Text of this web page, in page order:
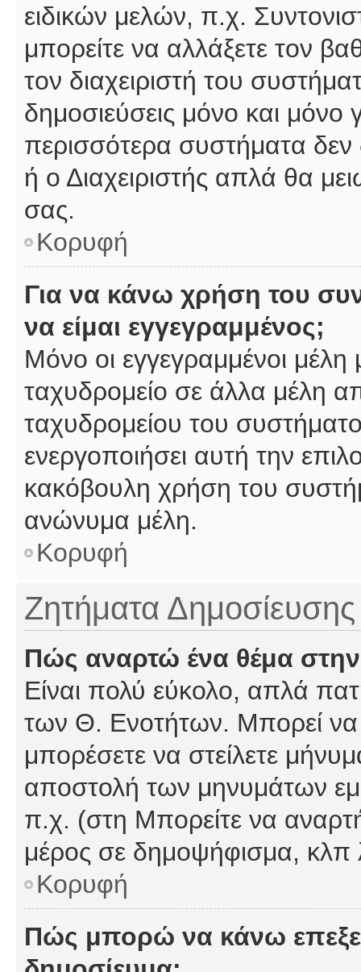
ειδικών μελών, π.χ.
μπορείτε να αλλάξετε τον
τον διαχειριστή του
δημοσιεύσεις μόνο και
περισσότερα συστήματα δεν
ή ο Διαχειριστής απλά θα
σας.
Κορυφή
Για να κάνω χρήση του
να είμαι εγγεγραμμένος;
Μόνο οι εγγεγραμμένοι
ταχυδρομείο σε άλλα μέλη
ταχυδρομείου του
ενεργοποιήσει αυτή την
κακόβουλη χρήση του
ανώνυμα μέλη.
Κορυφή
Ζητήματα Δημοσίευσης
Πώς αναρτώ ένα θέμα
Είναι πολύ εύκολο, απλά
των Θ. Ενοτήτων. Μπορεί να
μπορέσετε να στείλετε
αποστολή των μηνυμάτων
π.χ. (στη Μπορείτε να
μέρος σε δημοψήφισμα, κλπ
Κορυφή
Πώς μπορώ να κάνω